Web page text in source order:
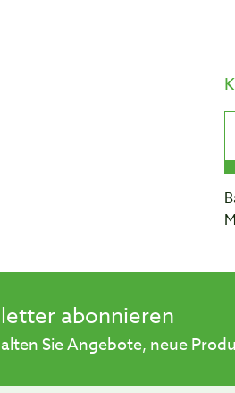
abonnieren
Sie Angebote, neue